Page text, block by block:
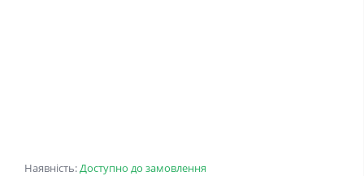
Наявність:Доступно до замовлення